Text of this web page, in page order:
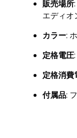
販売場所
エディオ
カラー:
定格電圧
定格消費
付属品: